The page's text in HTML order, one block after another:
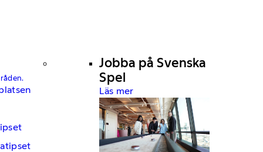
Jobba på Svenska
Spel
Läs mer